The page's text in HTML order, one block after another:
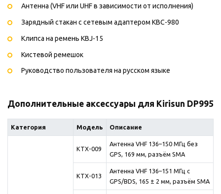
Антенна (VHF или UHF в зависимости от исполнения)
Зарядный стакан с сетевым адаптером KBC-980
Клипса на ремень KBJ-15
Кистевой ремешок
Руководство пользователя на русском языке
Дополнительные аксессуары для Kirisun DP995
Категория Модель Описание
KTX-009
Антенна VHF 136–150 МГц без
GPS, 169 мм, разъём SMA
KTX-013
Антенна VHF 136–151 МГц с
GPS/BDS, 165 ± 2 мм, разъём SMA